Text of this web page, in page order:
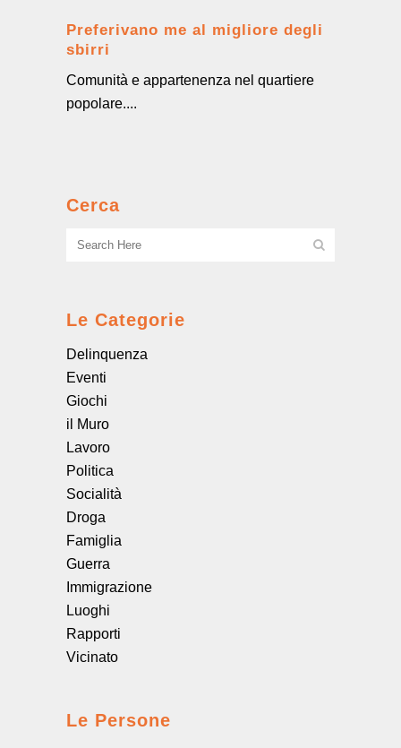
Preferivano me al migliore degli
sbirri
Comunità e appartenenza nel quartiere
popolare....
Cerca
Le Categorie
Delinquenza
Eventi
Giochi
il Muro
Lavoro
Politica
Socialità
Droga
Famiglia
Guerra
Immigrazione
Luoghi
Rapporti
Vicinato
Le Persone